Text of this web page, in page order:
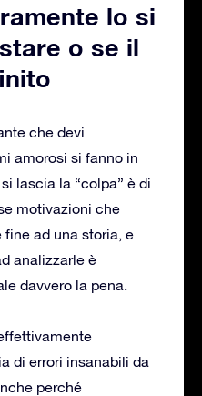
lo si
o se il
che devi
amorosi si fanno in
lascia la “colpa” è di
motivazioni che
fine ad una storia, e
analizzarle è
davvero la pena.
di errori insanabili da
perché